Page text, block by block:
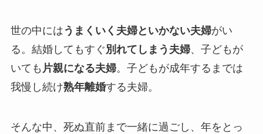
世の中には うまくいく夫婦といかない夫婦がい
る。結婚してもすぐ 別れてしまう夫婦、子どもが
いても 片親になる夫婦。子どもが成年するまでは
我慢し続け熟年離婚する夫婦。
そんな中、死ぬ直前まで一緒に過ごし、年をとっ